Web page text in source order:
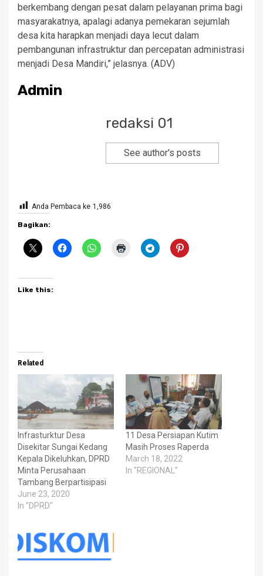
berkembang dengan pesat dalam pelayanan prima bagi
masyarakatnya, apalagi adanya pemekaran sejumlah
desa kita harapkan menjadi daya lecut dalam
pembangunan infrastruktur dan percepatan administrasi
menjadi Desa Mandiri,” jelasnya. (ADV)
Admin
redaksi 01
See author's posts
Anda Pembaca ke 1,986
Bagikan:
Like this:
Related
Infrasturktur Desa
Disekitar Sungai Kedang
Kepala Dikeluhkan, DPRD
Minta Perusahaan
Tambang Berpartisipasi
June 23, 2020
In "DPRD"
11 Desa Persiapan Kutim
Masih Proses Raperda
March 18, 2022
In "REGIONAL"